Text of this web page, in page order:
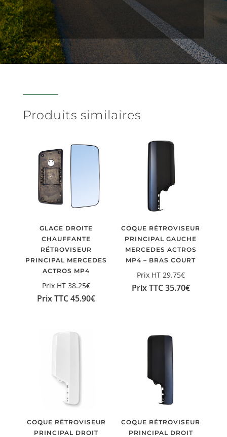
Produits similaires
GLACE DROITE
CHAUFFANTE
RÉTROVISEUR
PRINCIPAL MERCEDES
ACTROS MP4
Prix HT38.25€
Prix TTC45.90€
COQUE RÉTROVISEUR
PRINCIPAL GAUCHE
MERCEDES ACTROS
MP4 – BRAS COURT
Prix HT 29.75€
Prix TTC35.70€
COQUE RÉTROVISEUR
PRINCIPAL DROIT
COQUE RÉTROVISEUR
PRINCIPAL DROIT